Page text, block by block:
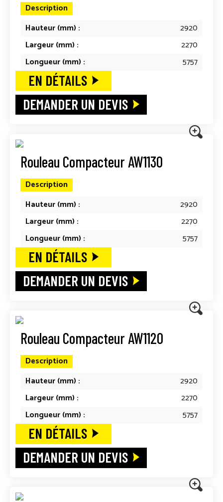
Description
Hauteur (mm) :
2920
Largeur (mm) :
2270
Longueur (mm) :
5757
EN DÉTAILS
DEMANDER UN DEVIS
Rouleau Compacteur AW1130
Description
Hauteur (mm) :
2920
Largeur (mm) :
2270
Longueur (mm) :
5757
EN DÉTAILS
DEMANDER UN DEVIS
Rouleau Compacteur AW1120
Description
Hauteur (mm) :
2920
Largeur (mm) :
2270
Longueur (mm) :
5757
EN DÉTAILS
DEMANDER UN DEVIS